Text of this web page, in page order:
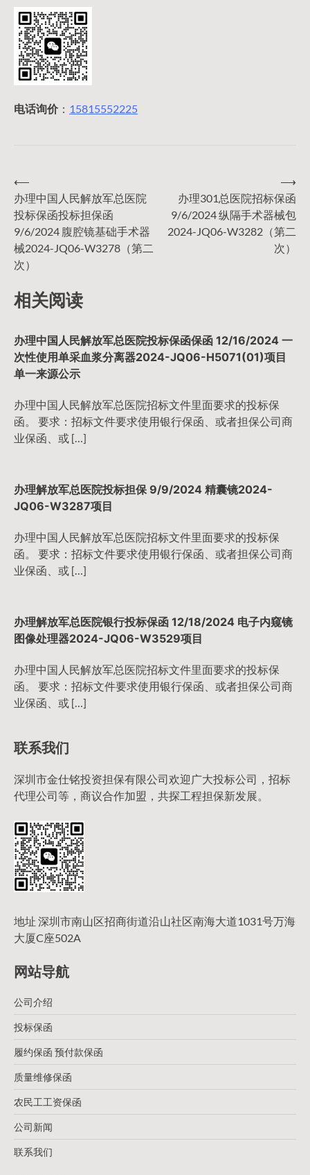
电话询价： 15815552225
文
章
导
航
⟵
办理中国人民解放军总医院
投标保函投标担保函
9/6/2024 腹腔镜基础手术器
械2024-JQ06-W3278（第二
次）
办理301总医院招标保函
9/6/2024 纵隔手术器械包
2024-JQ06-W3282（第二
次）
⟶
相关阅读
办理中国人民解放军总医院投标保函保函 12/16/2024 一
次性使用单采血浆分离器2024-JQ06-H5071(01)项目
单一来源公示
办理中国人民解放军总医院招标文件里面要求的投标保
函。 要求：招标文件要求使用银行保函、或者担保公司商
业保函、或 […]
办理解放军总医院投标担保 9/9/2024 精囊镜2024-
JQ06-W3287项目
办理中国人民解放军总医院招标文件里面要求的投标保
函。 要求：招标文件要求使用银行保函、或者担保公司商
业保函、或 […]
办理解放军总医院银行投标保函 12/18/2024 电子内窥镜
图像处理器2024-JQ06-W3529项目
办理中国人民解放军总医院招标文件里面要求的投标保
函。 要求：招标文件要求使用银行保函、或者担保公司商
业保函、或 […]
联系我们
深圳市金仕铭投资担保有限公司欢迎广大投标公司，招标
代理公司等，商议合作加盟，共探工程担保新发展。
地址 深圳市南山区招商街道沿山社区南海大道1031号万海
大厦C座502A
网站导航
公司介绍
投标保函
履约保函 预付款保函
质量维修保函
农民工工资保函
公司新闻
联系我们